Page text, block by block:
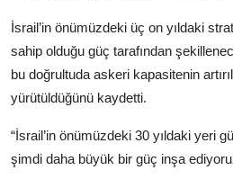
İsrail’in önümüzdeki üç on yıldaki
sahip olduğu güç tarafından
bu doğrultuda askeri kapasitenin
yürütüldüğünü kaydetti.
“İsrail’in önümüzdeki 30 yıldaki yeri
şimdi daha büyük bir güç inşa